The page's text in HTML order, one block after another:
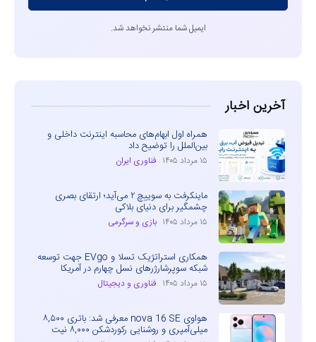
ایمیل شما منتشر نخواهد شد.
آخرین اخبار
همراه اول ابهام‌های محاسبه اینترنت داخلی و
بین‌الملل را توضیح داد
۱۵ مرداد ۱۴۰۵ فناوری ایران
ماینکرفت به سوییچ ۲ می‌آید؛ ارتقای بصری
چشمگیر برای دنیای بلاکی
۱۵ مرداد ۱۴۰۵ بازی و سرگرمی
همکاری استراتژیک تسلا و EVgo جهت توسعه
شبکه سوپرشارژرهای نسل چهارم در آمریکا
۱۵ مرداد ۱۴۰۵ فناوری و دیجیتال
هواوی nova 16 SE معرفی شد: باتری ۸,۵۰۰
میلی‌آمپری و روشنایی رکوردشکن ۸,۰۰۰ نیت